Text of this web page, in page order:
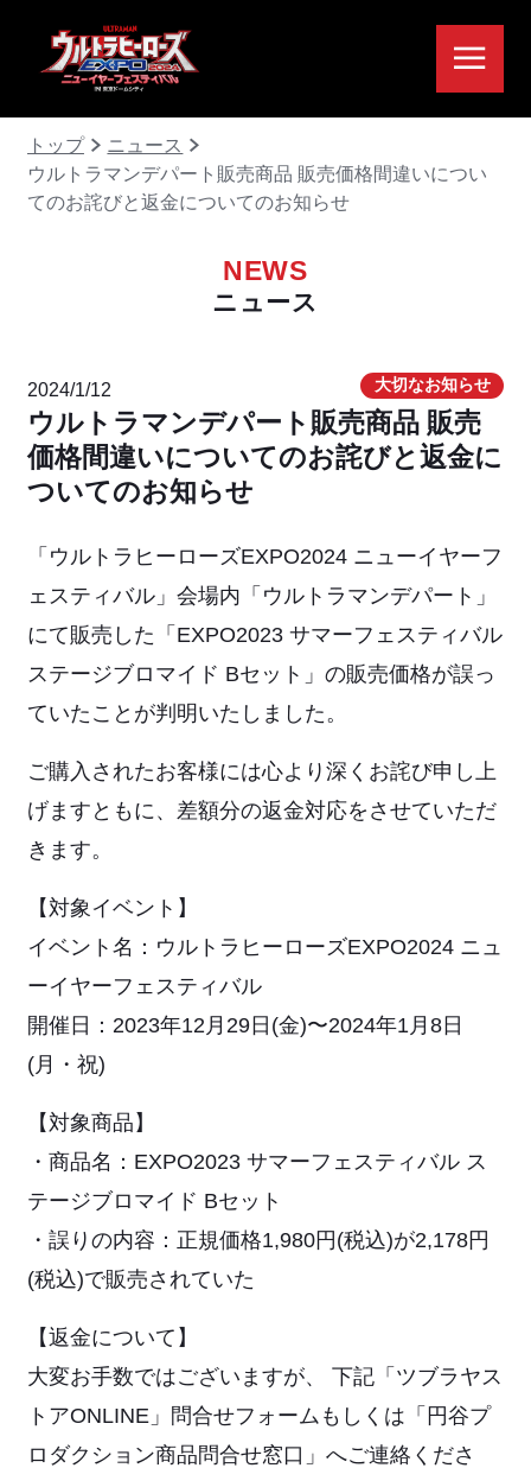
トップ
ニュース
ウルトラマンデパート販売商品 販売価格間違いについ
てのお詫びと返金についてのお知らせ
NEWS
ニュース
2024/1/12 大切なお知らせ
ウルトラマンデパート販売商品 販売
価格間違いについてのお詫びと返金に
ついてのお知らせ
「ウルトラヒーローズEXPO2024 ニューイヤーフ
ェスティバル」会場内「ウルトラマンデパート」
にて販売した「EXPO2023 サマーフェスティバル
ステージブロマイド Bセット」の販売価格が誤っ
ていたことが判明いたしました。
ご購入されたお客様には心より深くお詫び申し上
げますともに、差額分の返金対応をさせていただ
きます。
【対象イベント】
イベント名：ウルトラヒーローズEXPO2024 ニュ
ーイヤーフェスティバル
開催日：2023年12月29日(金)〜2024年1月8日
(月・祝)
【対象商品】
・商品名：EXPO2023 サマーフェスティバル ス
テージブロマイド Bセット
・誤りの内容：正規価格1,980円(税込)が2,178円
(税込)で販売されていた
【返金について】
大変お手数ではございますが、 下記「ツブラヤス
トアONLINE」問合せフォームもしくは「円谷プ
ロダクション商品問合せ窓口」へご連絡くださ